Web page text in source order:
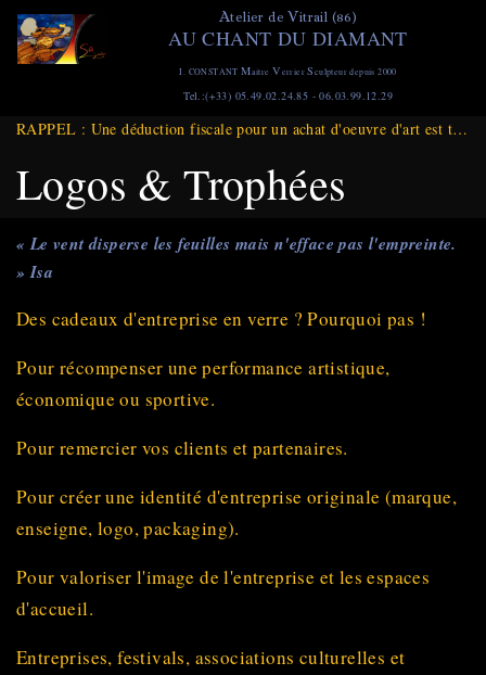
Aller
au
contenu
principal
Atelier de Vitrail (86)
AU CHANT DU DIAMANT
I. CONSTANTMaitreV errierS culpteur depuis 2000
Tel.:(+33) 05.49.02.24.85 - 06.03.99.12.29
RAPPEL : Une déduction fiscale pour un achat d'oeuvre d'art est toujours d'actualité et ce jusqu'à Fin DECEMBRE 2025
Logos & Trophées
« Le vent disperse les feuilles mais n'efface pas l'empreinte.
» Isa
Des cadeaux d'entreprise en verre ? Pourquoi pas !
Pour récompenser une performance artistique,
économique ou sportive.
Pour remercier vos clients et partenaires.
Pour créer une identité d'entreprise originale (marque,
enseigne, logo, packaging).
Pour valoriser l'image de l'entreprise et les espaces
d'accueil.
Entreprises, festivals, associations culturelles et